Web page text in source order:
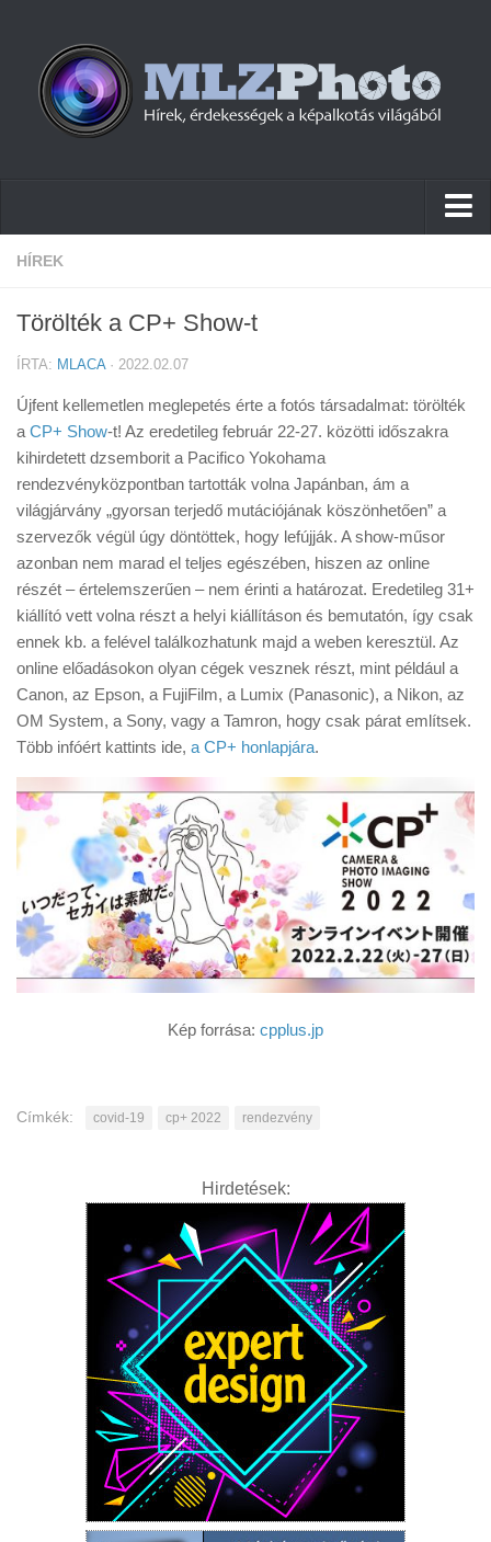
Hírek
Cikkek
Firmware
Tudástár
Tanácsok
Érdekességek
Helyszíni Riport
E-BB
HÍREK
Törölték a CP+ Show-t
ÍRTA: MLACA· 2022.02.07
Újfent kellemetlen meglepetés érte a fotós társadalmat: törölték
a CP+ Show-t! Az eredetileg február 22-27. közötti időszakra
kihirdetett dzsemborit a Pacifico Yokohama
rendezvényközpontban tartották volna Japánban, ám a
világjárvány „gyorsan terjedő mutációjának köszönhetően” a
szervezők végül úgy döntöttek, hogy lefújják. A show-műsor
azonban nem marad el teljes egészében, hiszen az online
részét – értelemszerűen – nem érinti a határozat. Eredetileg 31+
kiállító vett volna részt a helyi kiállításon és bemutatón, így csak
ennek kb. a felével találkozhatunk majd a weben keresztül. Az
online előadásokon olyan cégek vesznek részt, mint például a
Canon, az Epson, a FujiFilm, a Lumix (Panasonic), a Nikon, az
OM System, a Sony, vagy a Tamron, hogy csak párat említsek.
Több infóért kattints ide, a CP+ honlapjára.
Kép forrása: cpplus.jp
Címkék: covid-19 cp+ 2022 rendezvény
Hirdetések: